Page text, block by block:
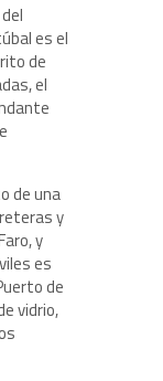
es el
de
el
de una
y
y
es
de
vidrio,